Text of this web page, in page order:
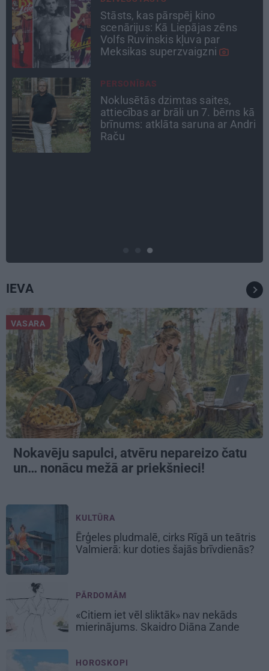
Kas slēpjas Kuldīgas vecpilsētas
pagalmos? Dārzi, kuros atļauts
būt nepieklājīgi ziņkārīgam
ATTIECĪBAS
Ko darīt, ja esi kopā ar
pieauguša vīrieša ķermenī
noslēpušos puišeli?
IEVA
VASARA
Nokavēju sapulci, atvēru nepareizo čatu
un… nonācu mežā ar priekšnieci!
KULTŪRA
Ērģeles pludmalē, cirks Rīgā un teātris
Valmierā: kur doties šajās brīvdienās?
PĀRDOMĀM
«Citiem iet vēl sliktāk» nav nekāds
mierinājums. Skaidro Diāna Zande
HOROSKOPI